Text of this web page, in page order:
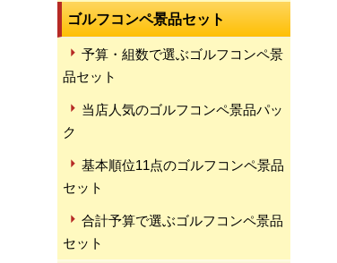
ゴルフコンペ景品セット
予算・組数で選ぶゴルフコンペ景
品セット
当店人気のゴルフコンペ景品パッ
ク
基本順位11点のゴルフコンペ景品
セット
合計予算で選ぶゴルフコンペ景品
セット